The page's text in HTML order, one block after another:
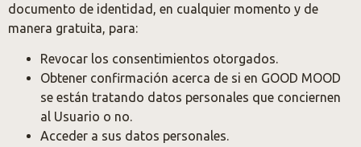
documento de identidad, en cualquier momento y de
manera gratuita, para:
Revocar los consentimientos otorgados.
Obtener confirmación acerca de si en GOOD MOOD
se están tratando datos personales que conciernen
al Usuario o no.
Acceder a sus datos personales.